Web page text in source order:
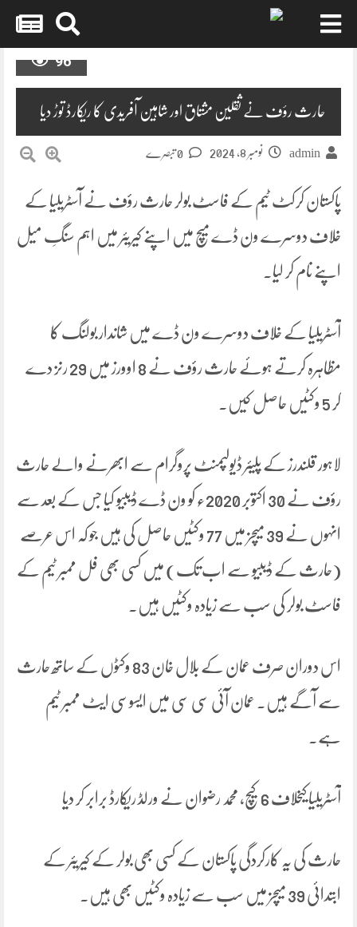
96
حارث رؤف نے ثقلین مشتاق اور شاہین آفریدی کا ریکارڈ توڑ دیا
admin نومبر 8, 2024
پاکستان کرکٹ ٹیم کے فاسٹ بولر حارث رؤف نے آسٹریلیا کے
خلاف دوسرے ون ڈے میچ میں اپنے کیریئر میں اہم سنگِ میل
اپنے نام کر لیا۔
آسٹریلیا کے خلاف دوسرے ون ڈے میں شاندار بولنگ کا
مظاہرہ کرتے ہوئے حارث رؤف نے 8 اوورز میں 29 رنز دے
کر 5 وکٹیں حاصل کیں۔
لاہور قلندرز کے پلیئر ڈیولپمنٹ پروگرام سے ابھرنے والے حارث
رؤف نے 30 اکتوبر 2020ء کو ون ڈے ڈیبیو کیا جس کے بعد سے
انہوں نے 39 میچز میں 77 وکٹیں حاصل کی ہیں جو کہ اس عرصے
(حارث کے ڈیبیو سے اب تک) میں کسی بھی فل ممبر ٹیم کے
فاسٹ بولر کی سب سے زیادہ وکٹیں ہیں۔
اس دوران صرف عمان کے بلال خان 83 وکٹوں کے ساتھ حارث
سے آگے ہیں۔ عمان آئی سی سی میں ایسوسی ایٹ ممبر ٹیم
ہے۔
آسٹریلیا کیخلاف 6 کیچ، محمد رضوان نے ورلڈ ریکارڈ برابر کر دیا
حارث کی یہ کارکردگی پاکستان کے کسی بھی بولر کے کیریئر کے
ابتدائی 39 میچز میں سب سے زیادہ وکٹیں بھی ہیں۔